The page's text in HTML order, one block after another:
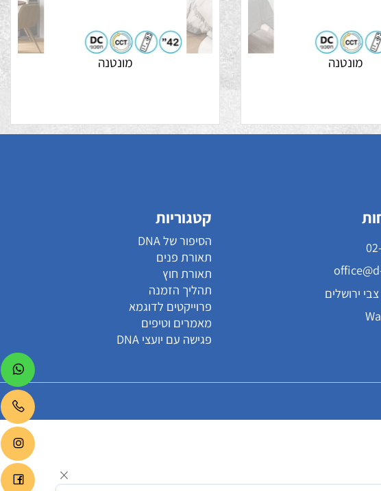
מונטנה מונטנה
קטגוריות
הסיפור של DNA
תאורת פנים
תאורת חוץ